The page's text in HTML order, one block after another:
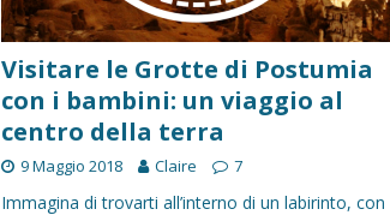
Visitare le Grotte di Postumia
con i bambini: un viaggio al
centro della terra
9 Maggio 2018 Claire 7
Immagina di trovarti all’interno di un labirinto, con